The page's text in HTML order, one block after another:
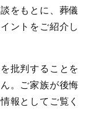
をもとに、葬儀
ントをご紹介し
批判することを
。ご家族が後悔
報としてご覧く